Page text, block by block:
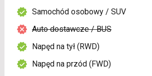
Samochód osobowy / SUV
Auto dostawcze / BUS
Napęd na tył (RWD)
Napęd na przód (FWD)